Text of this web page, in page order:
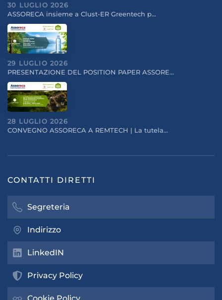
30 LUGLIO 2026
ASSORECA insieme a Clust-ER Greentech p…
29 LUGLIO 2026
PRESENTAZIONE DEL POSITION PAPER ASSORE…
28 LUGLIO 2026
CONVEGNO ASSORECA A REMTECH | La tutela…
CONTATTI DIRETTI
Segreteria
Indirizzo
LinkedIN
Privacy Policy
Cookie Policy